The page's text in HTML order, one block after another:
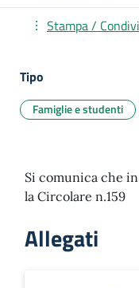
Stampa /
Tipo
Famiglie e studenti
Si comunica che
la Circolare n.159
Allegati